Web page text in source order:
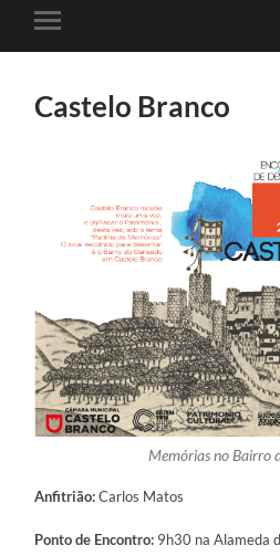
Toggle
mobile
Castelo Branco
Memórias no Bairro
Anfitrião:Carlos Matos
Ponto de Encontro: 9h30 na Alameda